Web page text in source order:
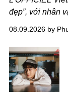
đẹp”, với nhân
Cà Phê Cà
hút nhiều thực
08.09.2026 by